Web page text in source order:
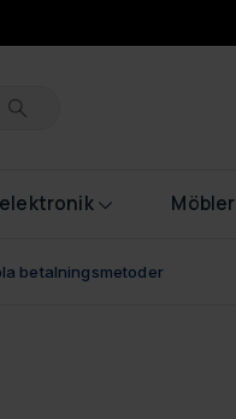
Möbler
betalningsmetoder